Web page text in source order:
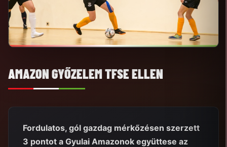
AMAZON GYŐZELEM TFSE ELLEN
Fordulatos, gól gazdag mérkőzésen szerzett
3 pontot a Gyulai Amazonok együttese az